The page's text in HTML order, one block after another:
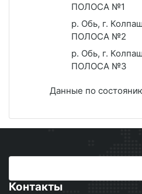
ПОЛОСА №1
р. Обь, г.
ПОЛОСА №2
р. Обь, г.
ПОЛОСА №3
Данные по
Контакты